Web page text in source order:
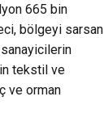
665 bin
bölgeyi sarsan
tekstil ve
ve orman